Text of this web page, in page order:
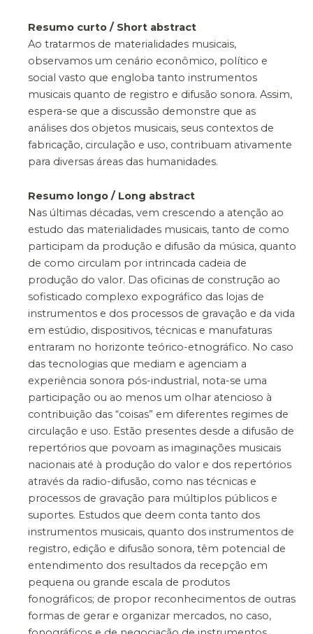
Resumo curto / Short abstract
Ao tratarmos de materialidades musicais,
observamos um cenário econômico, político e
social vasto que engloba tanto instrumentos
musicais quanto de registro e difusão sonora. Assim,
espera-se que a discussão demonstre que as
análises dos objetos musicais, seus contextos de
fabricação, circulação e uso, contribuam ativamente
para diversas áreas das humanidades.
Resumo longo / Long abstract
Nas últimas décadas, vem crescendo a atenção ao
estudo das materialidades musicais, tanto de como
participam da produção e difusão da música, quanto
de como circulam por intrincada cadeia de
produção do valor. Das oficinas de construção ao
sofisticado complexo expográfico das lojas de
instrumentos e dos processos de gravação e da vida
em estúdio, dispositivos, técnicas e manufaturas
entraram no horizonte teórico-etnográfico. No caso
das tecnologias que mediam e agenciam a
experiência sonora pós-industrial, nota-se uma
participação ou ao menos um olhar atencioso à
contribuição das “coisas” em diferentes regimes de
circulação e uso. Estão presentes desde a difusão de
repertórios que povoam as imaginações musicais
nacionais até à produção do valor e dos repertórios
através da radio-difusão, como nas técnicas e
processos de gravação para múltiplos públicos e
suportes. Estudos que deem conta tanto dos
instrumentos musicais, quanto dos instrumentos de
registro, edição e difusão sonora, têm potencial de
entendimento dos resultados da recepção em
pequena ou grande escala de produtos
fonográficos; de propor reconhecimentos de outras
formas de gerar e organizar mercados, no caso,